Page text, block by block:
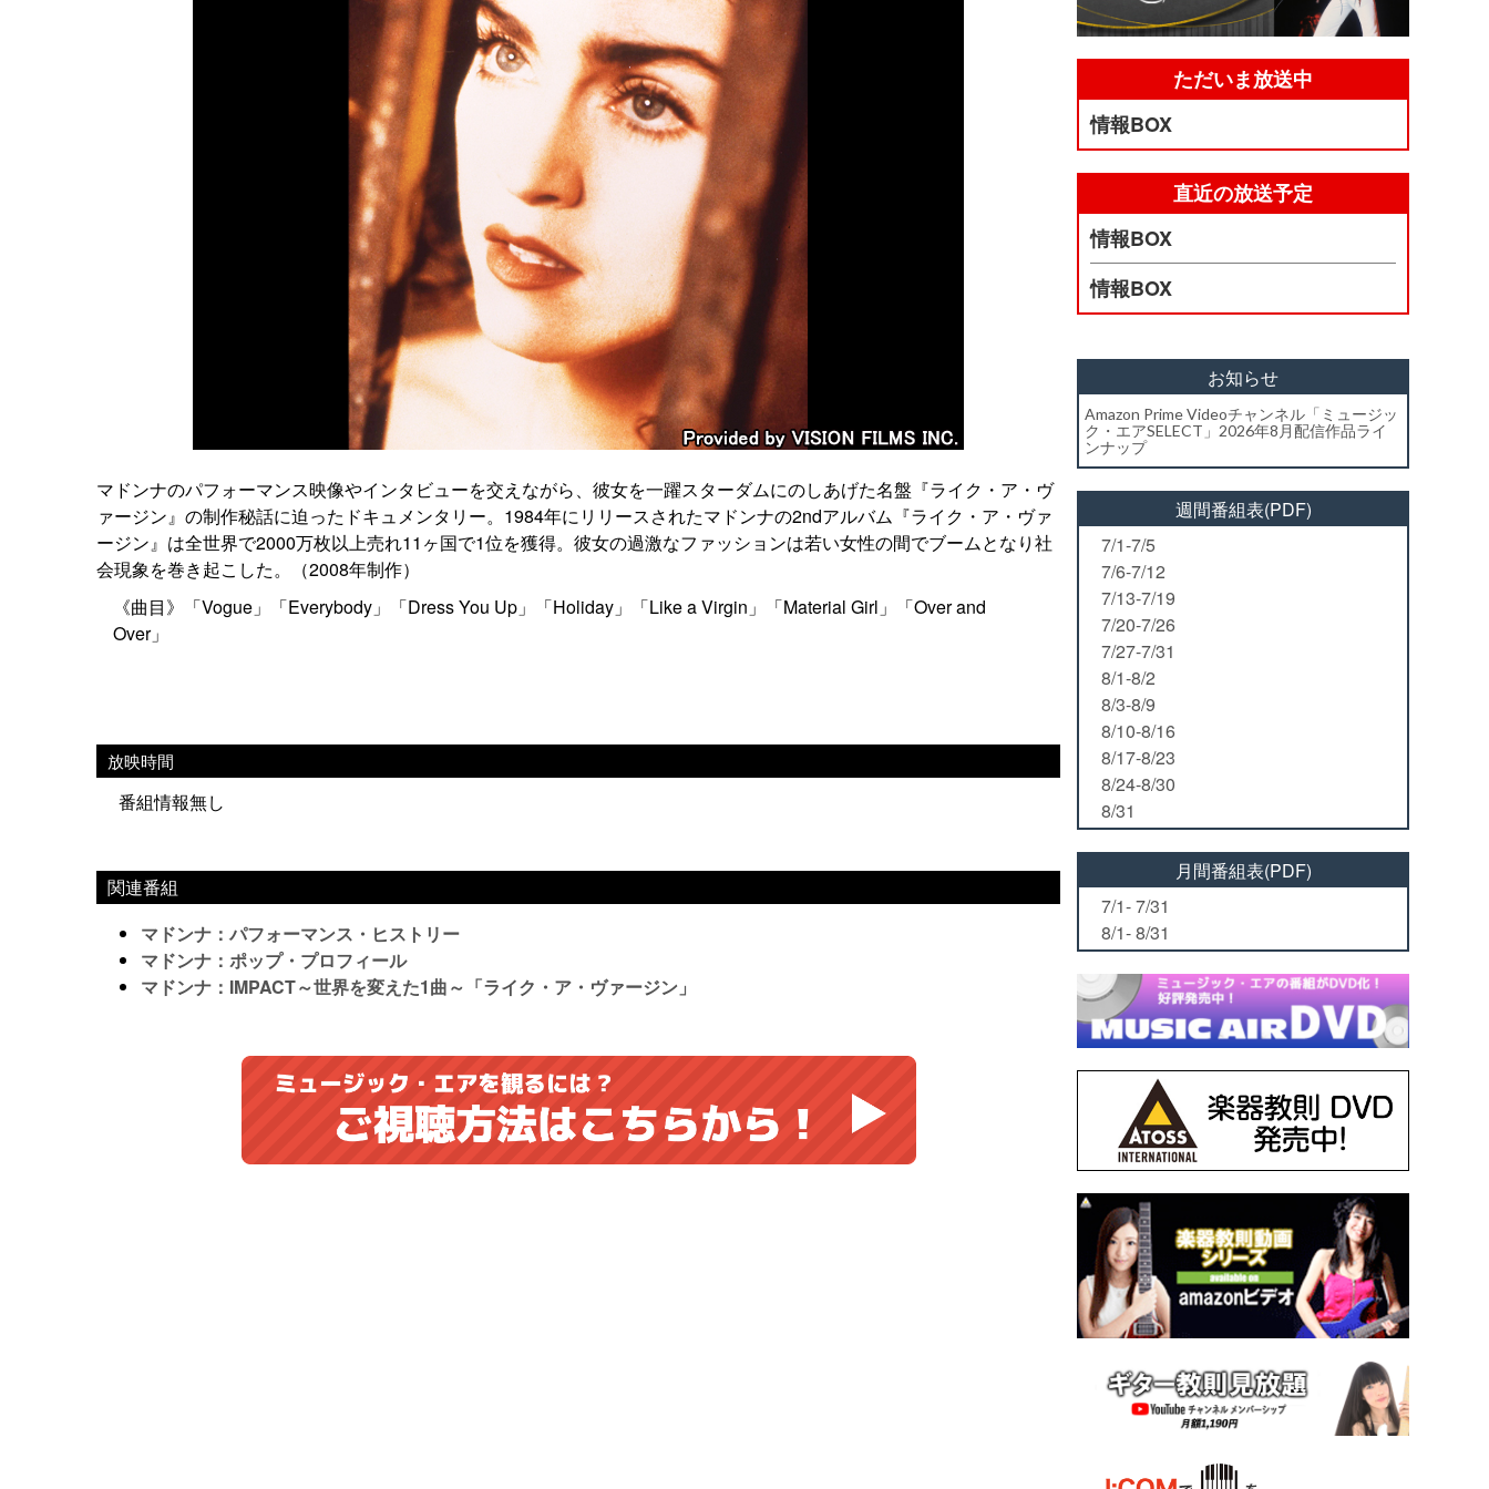
マドンナのパフォーマンス映像やインタビューを交えながら、彼女を一躍スターダムにのしあげた名盤『ライク・ア・ヴ
ァージン』の制作秘話に迫ったドキュメンタリー。1984年にリリースされたマドンナの2ndアルバム『ライク・ア・ヴァ
ージン』は全世界で2000万枚以上売れ11ヶ国で1位を獲得。彼女の過激なファッションは若い女性の間でブームとなり社
会現象を巻き起こした。（2008年制作）
《曲目》「Vogue」「Everybody」「Dress You Up」「Holiday」「Like a Virgin」「Material Girl」「Over and
Over」
放映時間
番組情報無し
関連番組
マドンナ：パフォーマンス・ヒストリー
マドンナ：ポップ・プロフィール
マドンナ：IMPACT～世界を変えた1曲～「ライク・ア・ヴァージン」
ただいま放送中
情報BOX
直近の放送予定
情報BOX
情報BOX
お知らせ
Amazon Prime Videoチャンネル「ミュージッ
ク・エアSELECT」2026年8月配信作品ライ
ンナップ
週間番組表(PDF)
7/1-7/5
7/6-7/12
7/13-7/19
7/20-7/26
7/27-7/31
8/1-8/2
8/3-8/9
8/10-8/16
8/17-8/23
8/24-8/30
8/31
月間番組表(PDF)
7/1- 7/31
8/1- 8/31